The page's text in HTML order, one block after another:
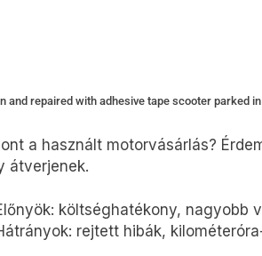
and repaired with adhesive tape scooter parked
a használt motorvásárlás?
átverjenek.
költséghatékony, nagyobb
rejtett hibák,